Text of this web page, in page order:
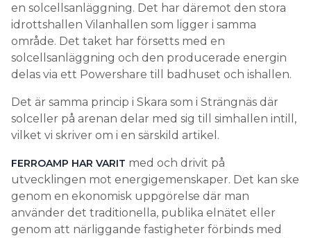
en solcellsanläggning. Det har däremot den stora
idrottshallen Vilanhallen som ligger i samma
område. Det taket har försetts med en
solcellsanläggning och den producerade energin
delas via ett Powershare till badhuset och ishallen.
Det är samma princip i Skara som i Strängnäs där
solceller på arenan delar med sig till simhallen intill,
vilket vi skriver om i en särskild artikel.
FERROAMP HAR VARIT med och drivit på
utvecklingen mot energigemenskaper. Det kan ske
genom en ekonomisk uppgörelse där man
använder det traditionella, publika elnätet eller
genom att närliggande fastigheter förbinds med